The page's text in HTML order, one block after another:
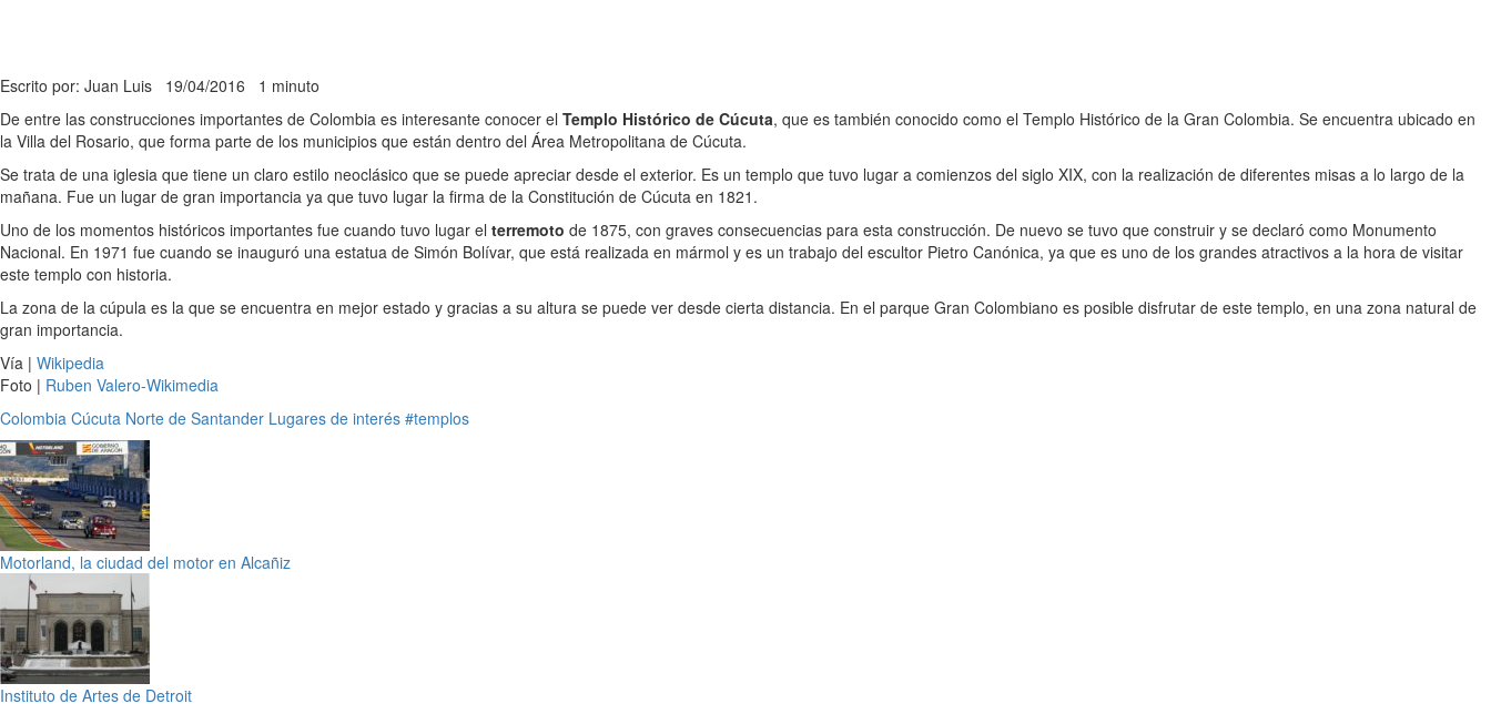
Escrito por: Juan Luis 19/04/2016 1 minuto
De entre las construcciones importantes de Colombia es interesante conocer el Templo Histórico de Cúcuta, que es también conocido como el Templo Histórico de la Gran Colombia. Se encuentra ubicado en
la Villa del Rosario, que forma parte de los municipios que están dentro del Área Metropolitana de Cúcuta.
Se trata de una iglesia que tiene un claro estilo neoclásico que se puede apreciar desde el exterior. Es un templo que tuvo lugar a comienzos del siglo XIX, con la realización de diferentes misas a lo largo de la
mañana. Fue un lugar de gran importancia ya que tuvo lugar la firma de la Constitución de Cúcuta en 1821.
Uno de los momentos históricos importantes fue cuando tuvo lugar el terremoto de 1875, con graves consecuencias para esta construcción. De nuevo se tuvo que construir y se declaró como Monumento
Nacional. En 1971 fue cuando se inauguró una estatua de Simón Bolívar, que está realizada en mármol y es un trabajo del escultor Pietro Canónica, ya que es uno de los grandes atractivos a la hora de visitar
este templo con historia.
La zona de la cúpula es la que se encuentra en mejor estado y gracias a su altura se puede ver desde cierta distancia. En el parque Gran Colombiano es posible disfrutar de este templo, en una zona natural de
gran importancia.
Vía | Wikipedia
Foto | Ruben Valero-Wikimedia
Colombia Cúcuta Norte de Santander Lugares de interés #templos
Motorland, la ciudad del motor en Alcañiz
Instituto de Artes de Detroit